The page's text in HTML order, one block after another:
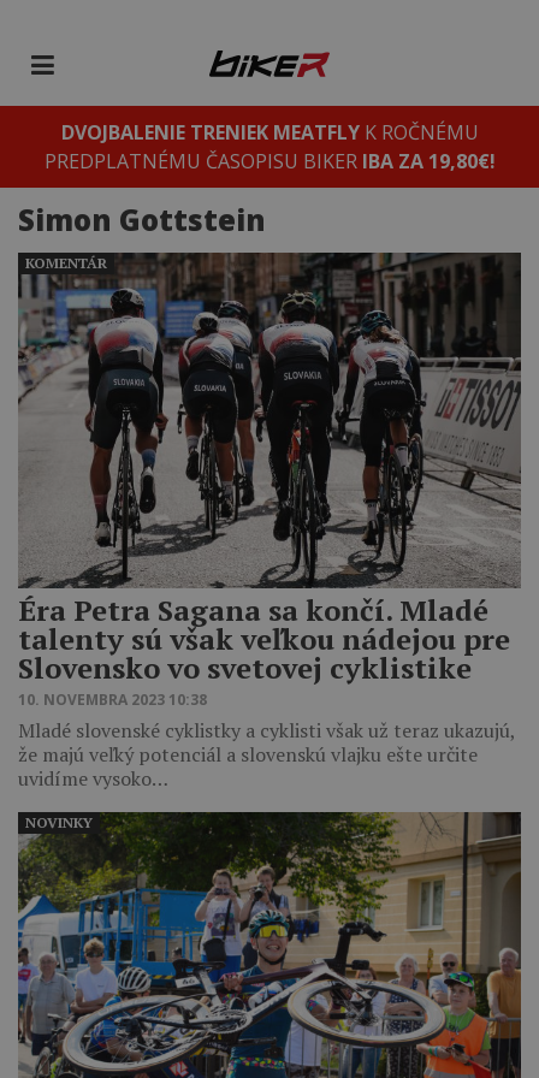
DVOJBALENIE TRENIEK MEATFLYK ROČNÉMU
PREDPLATNÉMU ČASOPISU BIKER IBA ZA 19,80€!
Simon Gottstein
Éra Petra Sagana sa končí. Mladé
talenty sú však veľkou nádejou pre
Slovensko vo svetovej cyklistike
10. NOVEMBRA 2023 10:38
Mladé slovenské cyklistky a cyklisti však už teraz ukazujú,
že majú veľký potenciál a slovenskú vlajku ešte určite
uvidíme vysoko…
KOMENTÁR
NOVINKY